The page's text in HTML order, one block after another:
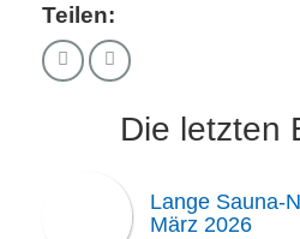
Teilen:
Die letzten
Lange
März 2026